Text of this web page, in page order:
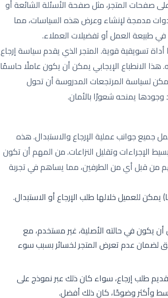
صفحات المتجر، مثل صفحة الأسئلة الشائعة أو
مدمجة لإنشاء وعرض هذه السياسات، مما
في طبيعة العمل أو تفضيلات العملاء.
تسويقية قوية. المتجر الذي يقدم سياسة إرجاع
الانطباع الإيجابي يمكن أن يكون عاملًا حاسمًا
لسياسة المرتجعات المدروسة أن تحول
يمنحه شعورًا بالأمان.
جوانب عملية الإرجاع والاستبدال. هذه
الإجراءات وتقليل النزاعات. من المهم أن تكون
من قبل أي من الطرفين، مما يساهم في تجربة
زمنية واضحة (مثل 7 أو 14 يومًا) يمكن للعميل خلالها طلب الإرجاع أو الاستبدال.
أن يكون في حالته الأصلية، غير مستخدم، مع
لضمان عدم تعرض المتجر لخسائر بسبب سوء
طلب إرجاع، سواء كان ذلك عبر نموذج على
وأكثر وضوحًا، كان ذلك أفضل.